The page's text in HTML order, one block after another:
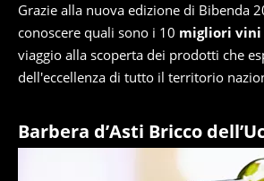
Grazie alla nuova edizione di Bibenda
conoscere quali sono i 10 migliori
viaggio alla scoperta dei prodotti che
dell'eccellenza di tutto il territorio
Barbera d’Asti Bricco